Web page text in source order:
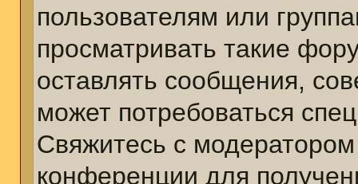
пользователям или
просматривать такие
оставлять сообщения,
может потребоваться
Свяжитесь с
конференции для